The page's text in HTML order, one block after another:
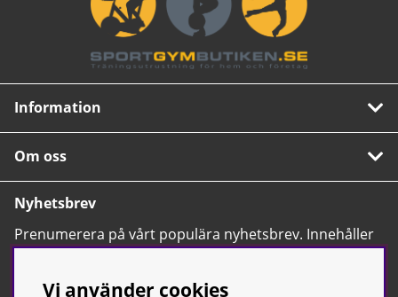
Information
Om oss
Nyhetsbrev
Prenumerera på vårt populära nyhetsbrev. Innehåller
tips, nyheter och våra allra bästa erbjudanden.
Vi använder cookies